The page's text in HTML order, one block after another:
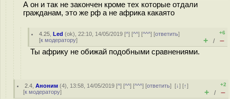
А он и так не закончен кроме тех которые отдали
гражданам, это же рф а не африка какаято
4.25 ,Led (ok), 22:10, 14/05/2019 [^] [^^] [^^^] [ответить]
[к модератору]
+6
+ / –
Ты африку не обижай подобными сравнениями.
2.4 ,Аноним (4), 13:58, 14/05/2019 [^] [^^] [^^^] [ответить][↓] [↑]
[к модератору]
+2
+ / –